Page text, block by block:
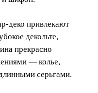
деко привлекают
декольте,
прекрасно
— колье,
серьгами.